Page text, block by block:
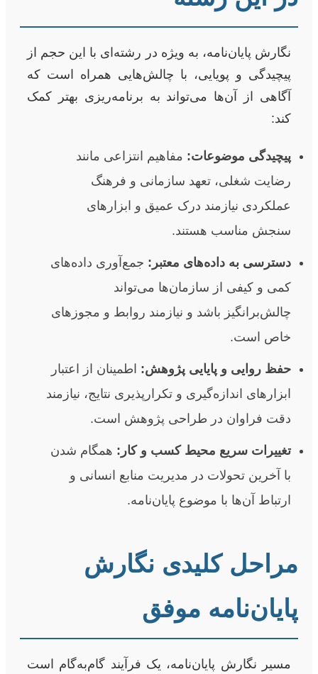
نگارش پایان‌نامه، به ویژه در رشته‌ای با این حجم از
پیچیدگی و پویایی، با چالش‌هایی همراه است که
آگاهی از آن‌ها می‌تواند به برنامه‌ریزی بهتر کمک
کند:
پیچیدگی موضوعات: مفاهیم انتزاعی مانند
رضایت شغلی، تعهد سازمانی و فرهنگ
عملکردی نیازمند درک عمیق و ابزارهای
سنجش مناسب هستند.
دسترسی به داده‌های معتبر: جمع‌آوری داده‌های
کمی و کیفی از سازمان‌ها می‌تواند
چالش‌برانگیز باشد و نیازمند روابط و مجوزهای
خاص است.
حفظ روایی و پایایی پژوهش: اطمینان از اعتبار
ابزارهای اندازه‌گیری و تکرارپذیری نتایج، نیازمند
دقت فراوان در طراحی پژوهش است.
تغییرات سریع محیط کسب و کار: همگام شدن
با آخرین تحولات در مدیریت منابع انسانی و
ارتباط آن‌ها با موضوع پایان‌نامه.
مراحل کلیدی نگارش
پایان‌نامه موفق
مسیر نگارش پایان‌نامه، یک فرآیند گام‌به‌گام است